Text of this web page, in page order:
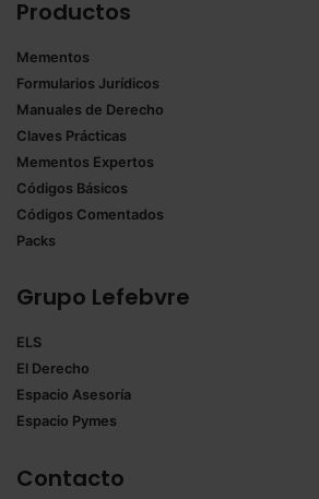
Productos
Mementos
Formularios Jurídicos
Manuales de Derecho
Claves Prácticas
Mementos Expertos
Códigos Básicos
Códigos Comentados
Packs
Grupo Lefebvre
ELS
El Derecho
Espacio Asesoría
Espacio Pymes
Contacto